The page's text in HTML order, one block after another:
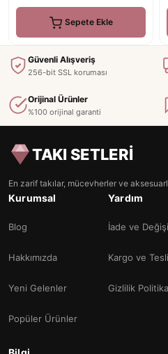
Sepete Ekle
Güvenli Alışveriş
256-bit SSL koruması
Orijinal Ürünler
%100 orijinal garanti
TAKI SETLERİ
En zarif takılar, mücevherler ve
Kurumsal
Blog
Hakkımızda
Yeni Gelenler
Popüler Ürünler
Yardım
İade ve
Kargo ve
Gizlilik